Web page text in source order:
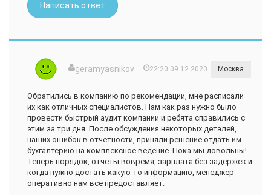
Написать ответ
geramyasnikov 22:20 09.12.2020 Москва
Обратились в компанию по рекомендации, мне расписали
их как отличных специалистов. Нам как раз нужно было
провести быстрый аудит компании и ребята справились с
этим за три дня. После обсуждения некоторых деталей,
наших ошибок в отчетности, приняли решение отдать им
бухгалтерию на комплексное ведение. Пока мы довольны!
Теперь порядок, отчеты вовремя, зарплата без задержек и
когда нужно достать какую-то информацию, менеджер
оперативно нам все предоставляет.